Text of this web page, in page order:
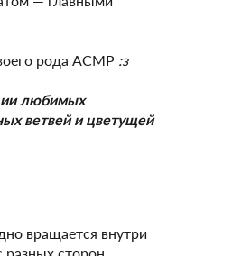
рода АСМР :з
любимых
ветвей и цветущей
вращается внутри